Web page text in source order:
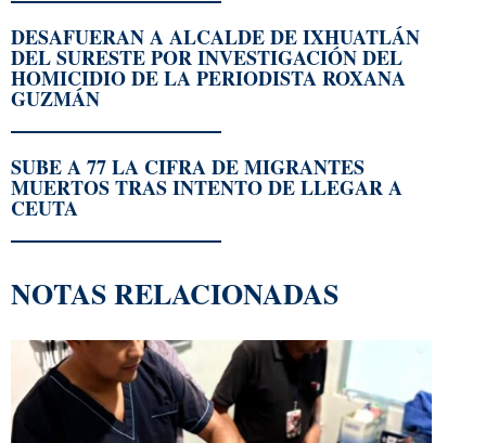
DESAFUERAN A ALCALDE DE IXHUATLÁN
DEL SURESTE POR INVESTIGACIÓN DEL
HOMICIDIO DE LA PERIODISTA ROXANA
GUZMÁN
SUBE A 77 LA CIFRA DE MIGRANTES
MUERTOS TRAS INTENTO DE LLEGAR A
CEUTA
NOTAS RELACIONADAS